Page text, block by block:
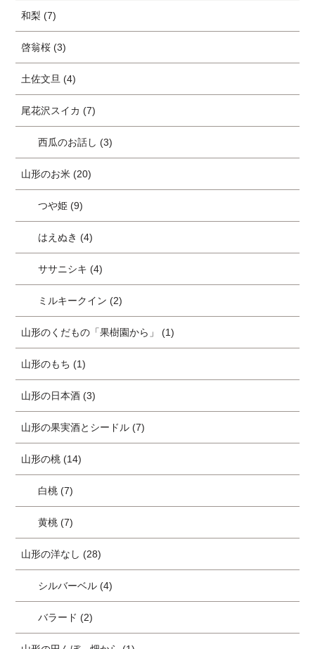
和梨 (7)
啓翁桜 (3)
土佐文旦 (4)
尾花沢スイカ (7)
西瓜のお話し (3)
山形のお米 (20)
つや姫 (9)
はえぬき (4)
ササニシキ (4)
ミルキークイン (2)
山形のくだもの「果樹園から」 (1)
山形のもち (1)
山形の日本酒 (3)
山形の果実酒とシードル (7)
山形の桃 (14)
白桃 (7)
黄桃 (7)
山形の洋なし (28)
シルバーベル (4)
バラード (2)